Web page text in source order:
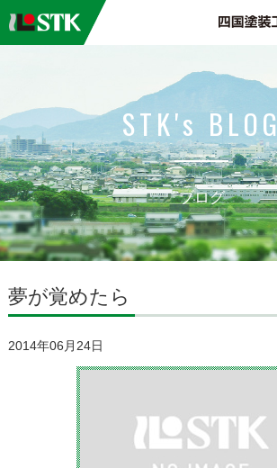
設備紹介 STK's BLOG
ブログ
夢が覚めたら
2014年06月24日